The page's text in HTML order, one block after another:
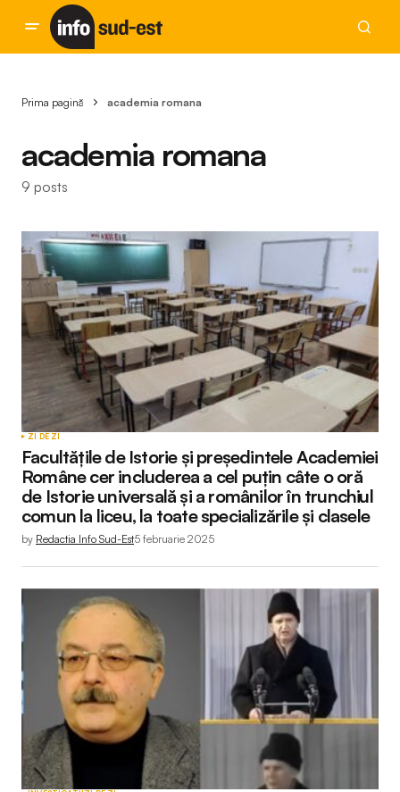
Prima pagină academia romana
academia romana
9 posts
ZI DE ZI
Facultățile de Istorie și președintele Academiei
Române cer includerea a cel puțin câte o oră
de Istorie universală și a românilor în trunchiul
comun la liceu, la toate specializările și clasele
by Redactia Info Sud-Est5 februarie 2025